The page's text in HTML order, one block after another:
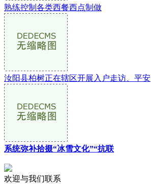
熟练控制各类西餐西点制做
汝阳县柏树正在辖区开展入户走访、平安
系统弥补拾掇“冰雪文化”“抗联
欢迎与我们联系